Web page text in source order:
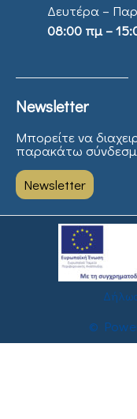
Δευτέρα –
08:00 πμ –
Newsletter
Μπορείτε να
παρακάτω
Newsletter
©